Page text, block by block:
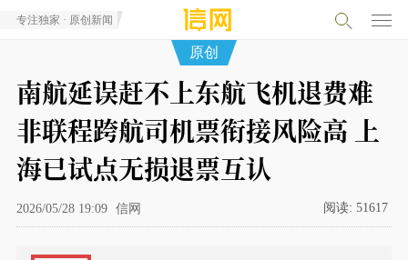
专注独家 · 原创新闻
原创
南航延误赶不上东航飞机退费难
非联程跨航司机票衔接风险高 上
海已试点无损退票互认
2026/05/28 19:09 信网 阅读: 51617